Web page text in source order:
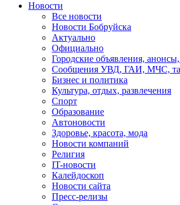
Новости
Все новости
Новости Бобруйска
Актуально
Официально
Городские объявления,
Сообщения УВД, ГАИ, МЧС,
Бизнес и политика
Культура, отдых, развлечения
Спорт
Образование
Автоновости
Здоровье, красота, мода
Новости компаний
Религия
IT-новости
Калейдоскоп
Новости сайта
Пресс-релизы